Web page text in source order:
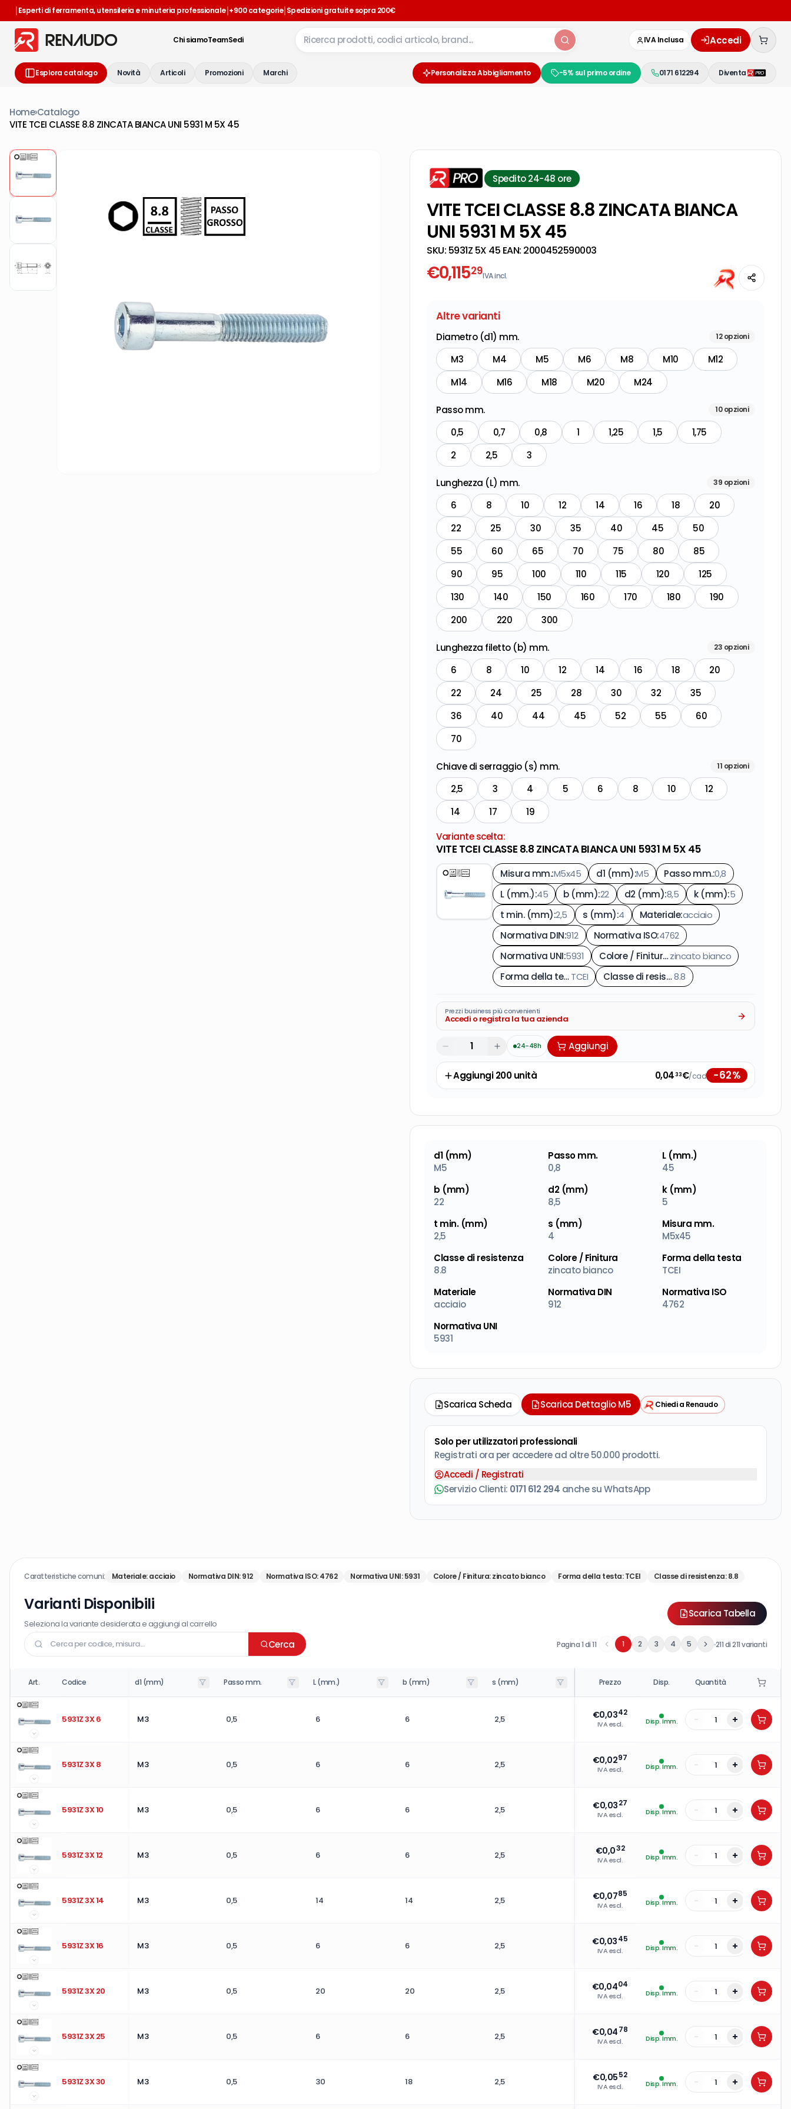
|Esperti di ferramenta, utensileria e minuteria professionale|+900 categorie|Spedizioni gratuite sopra 200€
Chi siamoTeamSedi IVA Inclusa Accedi
Esplora catalogo Novità Articoli Promozioni Marchi Personalizza Abbigliamento -5% sul primo ordine 0171 612294 Diventa
Home›Catalogo
VITE TCEI CLASSE 8.8 ZINCATA BIANCA UNI 5931 M 5X 45
Spedito 24-48 ore
VITE TCEI CLASSE 8.8 ZINCATA BIANCA
UNI 5931 M 5X 45
SKU: 5931Z 5X 45 EAN: 2000452590003
€0,11529IVA incl.
Altre varianti
Diametro (d1) mm. 12 opzioni
M3 M4 M5 M6 M8 M10
M12
M14
M16 M18 M20 M24
Passo mm. 10 opzioni
0,5 0,7 0,8 1 1,25 1,5
1,75
2
2,5 3
Lunghezza (L) mm. 39 opzioni
6 8 10 12 14 16 18
20
22
25 30 35 40 45
50
55
60 65 70 75 80
85
90
95 100 110 115 120
125
130
140 150 160 170 180
190
200
220 300
Lunghezza filetto (b) mm. 23 opzioni
6 8 10 12 14 16 18
20
22
24 25 28 30 32
35
36
40 44 45 52 55
60
70
Chiave di serraggio (s) mm. 11 opzioni
2,5 3 4 5 6 8 10
12
14
17
19
Variante scelta:
VITE TCEI CLASSE 8.8 ZINCATA BIANCA UNI 5931 M 5X 45
Misura mm.:M5x45 d1 (mm):M5 Passo mm.:0,8
L (mm.):45 b (mm):22 d2 (mm):8,5 k (mm):5
t min. (mm):2,5 s (mm):4 Materiale:acciaio
Normativa DIN:912 Normativa ISO:4762
Normativa UNI:5931 Colore / Finitura:zincato bianco
Forma della testa
:
TCEI Classe di resistenza :
8.8
Prezzi business più convenienti
Accedi o registra la tua azienda
24-48h Aggiungi
Aggiungi200unità 0,0433€/cad -62%
d1 (mm)
M5
Passo mm.
0,8
L (mm.)
45
b (mm)
22
d2 (mm)
8,5
k (mm)
5
t min. (mm)
2,5
s (mm)
4
Misura mm.
M5x45
Classe di resistenza
8.8
Colore / Finitura
zincato bianco
Forma della testa
TCEI
Materiale
acciaio
Normativa DIN
912
Normativa ISO
4762
Normativa UNI
5931
Scarica Scheda Scarica Dettaglio M5 Chiedi a Renaudo
Solo per utilizzatori professionali
Registrati ora per accedere ad oltre 50.000 prodotti.
Accedi / Registrati
Servizio Clienti: 0171 612 294 anche su WhatsApp
Caratteristiche comuni: Materiale:acciaio Normativa DIN:912 Normativa ISO:4762 Normativa UNI:5931 Colore / Finitura:zincato bianco Forma della testa:TCEI Classe di resistenza:8.8
Varianti Disponibili
Seleziona la variante desiderata e aggiungi al carrello
Scarica Tabella
Cerca Pagina1di11 1 2 3 4 5 ·211di211varianti
Art. Codice d1 (mm) Passo mm. L (mm.) b (mm) s (mm) Prezzo Disp. Quantità
5931Z 3X 6 M3 0,5 6 6 2,5 €0,0342
IVA escl.
Disp. Imm. - +
5931Z 3X 8 M3 0,5 6 6 2,5 €0,0297
IVA escl.
Disp. Imm. - +
5931Z 3X 10 M3 0,5 6 6 2,5 €0,0327
IVA escl.
Disp. Imm. - +
5931Z 3X 12 M3 0,5 6 6 2,5 €0,032
IVA escl.
Disp. Imm. - +
5931Z 3X 14 M3 0,5 14 14 2,5 €0,0785
IVA escl.
Disp. Imm. - +
5931Z 3X 16 M3 0,5 6 6 2,5 €0,0345
IVA escl.
Disp. Imm. - +
5931Z 3X 20 M3 0,5 20 20 2,5 €0,0404
IVA escl.
Disp. Imm. - +
5931Z 3X 25 M3 0,5 6 6 2,5 €0,0478
IVA escl.
Disp. Imm. - +
5931Z 3X 30 M3 0,5 30 18 2,5 €0,0552
IVA escl.
Disp. Imm. - +